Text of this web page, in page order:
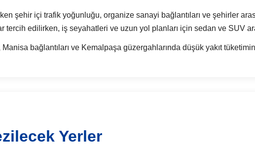
şehir içi trafik yoğunluğu, organize sanayi bağlantıları ve şehirler
tercih edilirken, iş seyahatleri ve uzun yol planları için sedan ve SUV
bağlantıları ve Kemalpaşa güzergahlarında düşük yakıt
Yerler